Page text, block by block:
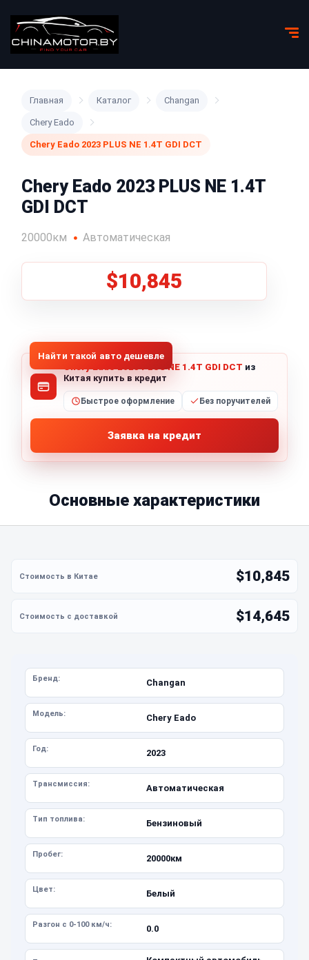
Главная Каталог Changan
Chery Eado
Chery Eado 2023 PLUS NE 1.4T GDI DCT
Chery Eado 2023 PLUS NE 1.4T
GDI DCT
20000км Автоматическая
$10,845
Найти такой авто дешевле
Chery Eado 2023 PLUS NE 1.4T GDI DCT из
Китая купить в кредит
Быстрое оформление Без поручителей
Заявка на кредит
Основные характеристики
$10,845
$14,645
Бренд: Changan
Модель: Chery Eado
Год: 2023
Трансмиссия: Автоматическая
Тип топлива: Бензиновый
Пробег: 20000км
Цвет: Белый
Разгон с 0-100 км/ч: 0.0